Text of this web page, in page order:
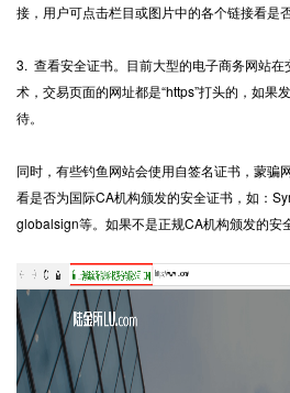
接，用户可点击栏目或图片中的各个链接看是否
3. 查看安全证书。目前大型的电子商务网站
术，交易页面的网址都是“https”打头的，如果
待。
同时，有些钓鱼网站会使用自签名证书，蒙骗
看是否为国际CA机构颁发的安全证书，如：
globalsign等。如果不是正规CA机构颁发的安